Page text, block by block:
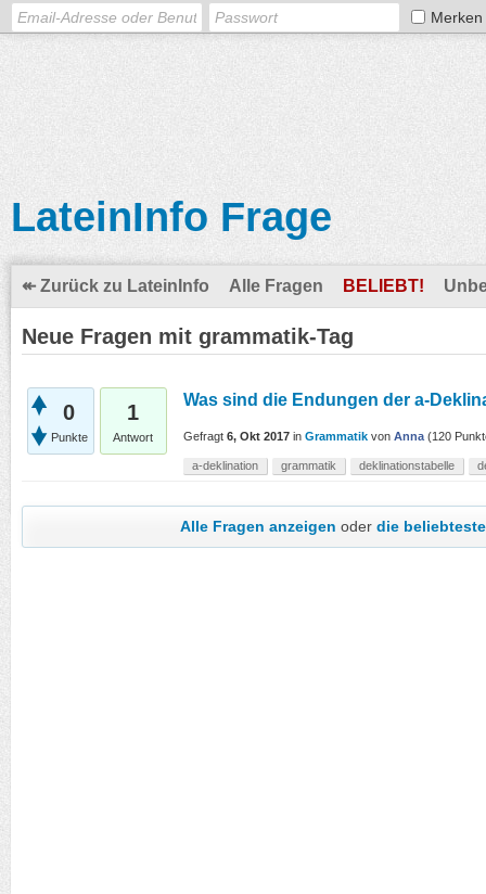
Merken
LateinInfo Frage
↞ Zurück zu LateinInfo Alle Fragen BELIEBT!
Neue Fragen mit grammatik-Tag
0
Punkte
1
Antwort
Was sind die Endungen der a-
Gefragt 6, Okt 2017 in Grammatik von Anna (120
a-deklination grammatik deklinationstabelle
Alle Fragen anzeigen oderdie